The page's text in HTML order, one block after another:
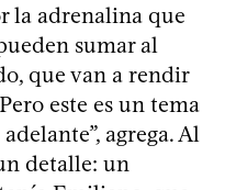
la adrenalina que
sumar al
que van a rendir
este es un tema
agrega. Al
detalle: un